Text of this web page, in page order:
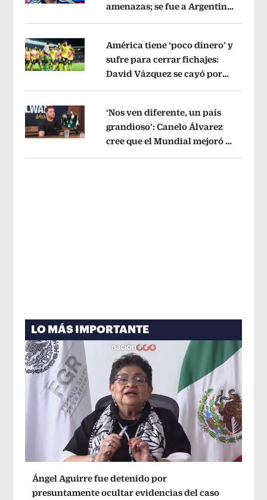
Opens in new windowamenazas; se fue a Argentina
Opens in new window
América tiene ‘poco dinero’ y
sufre para cerrar fichajes:
David Vázquez se cayó por
Opens in new window
‘Nos ven diferente, un país
grandioso’: Canelo Álvarez
cree que el Mundial mejoró la
LO MÁS IMPORTANTE
Ángel Aguirre fue detenido por
presuntamente ocultar evidencias del caso